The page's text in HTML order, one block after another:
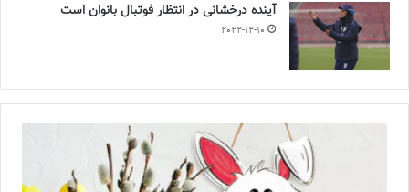
آینده درخشانی در انتظار فوتبال بانوان است
2022-12-10